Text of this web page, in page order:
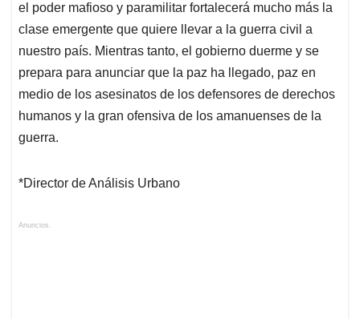
el poder mafioso y paramilitar fortalecerá mucho más la
clase emergente que quiere llevar a la guerra civil a
nuestro país. Mientras tanto, el gobierno duerme y se
prepara para anunciar que la paz ha llegado, paz en
medio de los asesinatos de los defensores de derechos
humanos y la gran ofensiva de los amanuenses de la
guerra.
*Director de Análisis Urbano
Anuncios.